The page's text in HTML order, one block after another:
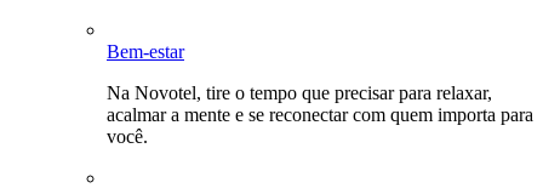
Bem-estar
Na Novotel, tire o tempo que precisar para relaxar,
acalmar a mente e se reconectar com quem importa para
você.